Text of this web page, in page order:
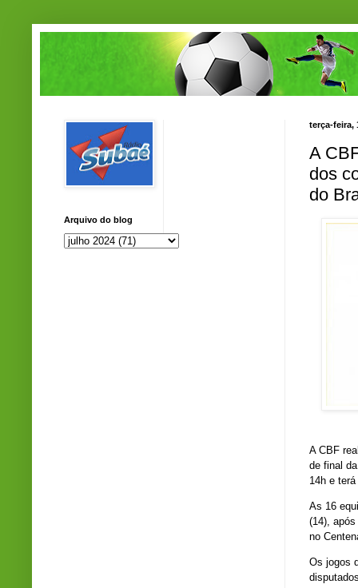
terça-feira,
A
dos
do
A CBF
de final
14h e
As 16
(14),
no
Os jogos
Arquivo do blog